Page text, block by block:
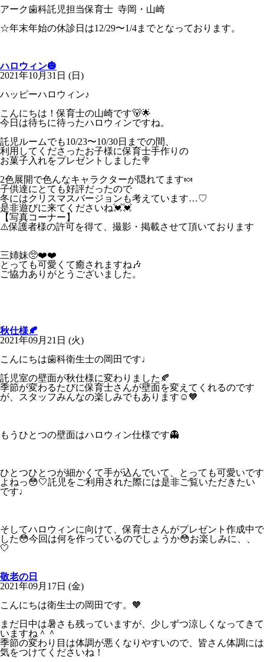
アーク歯科託児担当保育士 寺岡・山崎
☆年末年始の休診日は12/29〜1/4までとなっております。
ハロウィン🎃
2021年10月31日 (日)
ハッピーハロウィン♪
こんにちは！保育士の山崎です🐻🌟
今日は待ちに待ったハロウィンですね。
託児ルームでも10/23〜10/30日までの間、
利用してくださったお子様に保育士手作りの
お菓子入れをプレゼントしました 🍭
2色展開で色んなキャラクターが隠れてます🍬
子供達にとても好評だったので
冬にはクリスマスバージョンも考えています…♡
是非遊びに来てくださいね💓💓
【写真コーナー】
⚠️保護者様の許可を得て、撮影・掲載させて頂いております
三姉妹🥺❤️❤️
とっても可愛くて癒されますね🎶
ご協力ありがとうございました。
秋仕様🍂
2021年09月21日 (火)
こんにちは歯科衛生士の岡田です♩
託児室の壁面が秋仕様に変わりました🍂
季節が変わるたびに保育士さんが壁面を変えてくれるのです
が、スタッフみんなの楽しみでもあります☺️🧡
もうひとつの壁面はハロウィン仕様です👻
ひとつひとつが細かくて手が込んでいて、とっても可愛いです
よねっ😳🤍託児をご利用された際には是非ご覧いただきたい
です♩
そしてハロウィンに向けて、保育士さんがプレゼント作成中で
した😳今回は何を作っているのでしょうか😳お楽しみに、、
🤍
敬老の日
2021年09月17日 (金)
こんにちは衛生士の岡田です。🧡
まだ日中は暑さも残っていますが、少しずつ涼しくなってきて
いますね＾＾
季節の変わり目は体調が悪くなりやすいので、皆さん体調には
気をつけてくださいね！